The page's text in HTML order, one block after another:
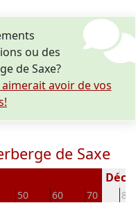
ou des
de Saxe?
avoir de vos
de Saxe
50 60 70 80